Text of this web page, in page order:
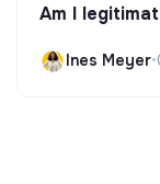
Am I
Ines Meyer•